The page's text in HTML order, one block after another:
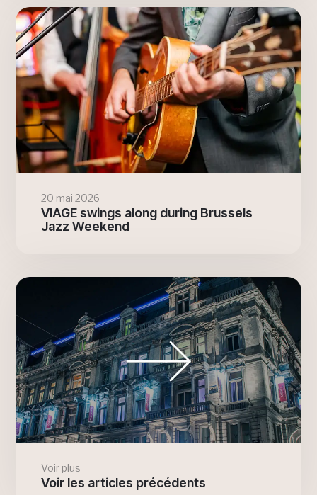
20 mai 2026
VIAGE swings along during Brussels
Jazz Weekend
Voir plus
Voir les articles précédents